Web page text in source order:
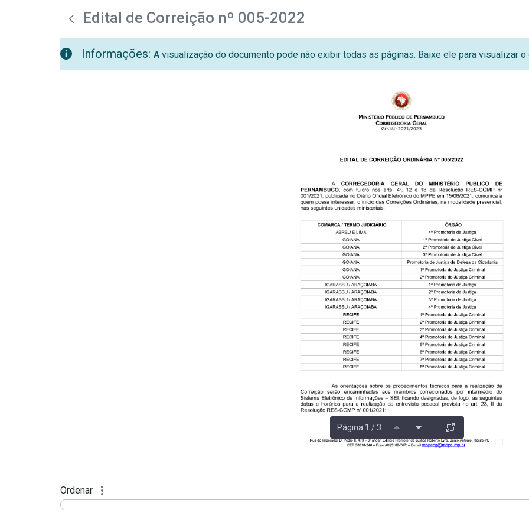
Pular para o Conteúdo principal
teste descricaoEdital de Correição nº 005-2022
Informações: A visualização do documento pode não exibir todas as páginas. Baixe ele para visualizar
Página 1 / 3
Ordenar